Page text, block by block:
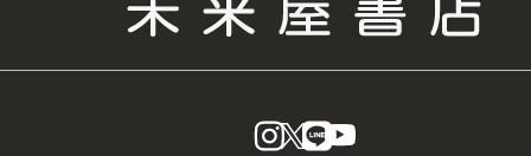
instagram
X LINE